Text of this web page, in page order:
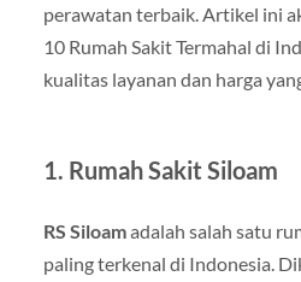
perawatan terbaik. Artikel ini
10 Rumah Sakit Termahal di
kualitas layanan dan harga
1. Rumah Sakit Siloam
RS Siloamadalah salah satu
paling terkenal di Indonesia.